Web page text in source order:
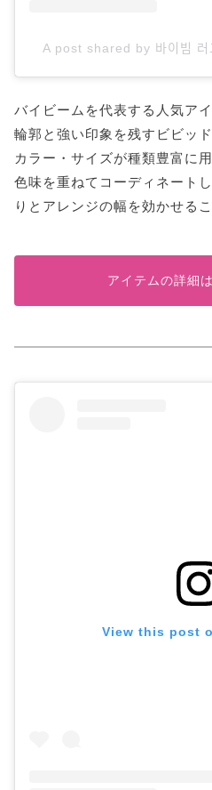
A post shared by 바이빔
バイビームを代表する人気ア
輪郭と強い印象を残すビビッ
カラー・サイズが種類豊富に
色味を重ねてコーディネート
りとアレンジの幅を効かせる
アイテムの詳細
View this post